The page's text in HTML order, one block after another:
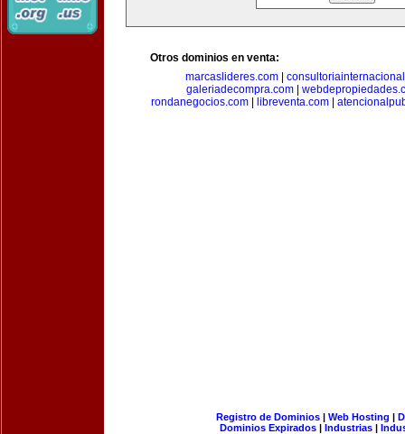
Otros dominios en venta:
marcaslideres.com
galeriadecompra.com|
rondanegocios.com
libreventa.com
Registro de Dominios| Web Hosting |
Dominios Expirados | Industrias |